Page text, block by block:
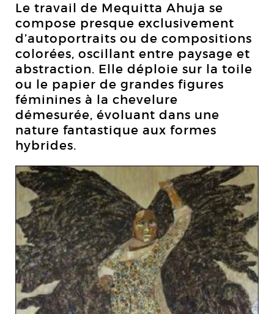
Le travail de Mequitta Ahuja se
compose presque exclusivement
d’autoportraits ou de compositions
colorées, oscillant entre paysage et
abstraction. Elle déploie sur la toile
ou le papier de grandes figures
féminines à la chevelure
démesurée, évoluant dans une
nature fantastique aux formes
hybrides.